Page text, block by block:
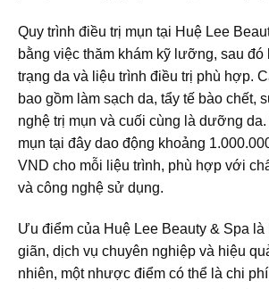
Quy trình điều trị mụn tại Huệ Lee
bằng việc thăm khám kỹ lưỡng, sau đó
trạng da và liệu trình điều trị phù hợp.
bao gồm làm sạch da, tẩy tế bào chết,
nghệ trị mụn và cuối cùng là dưỡng
mụn tại đây dao động khoảng
VND cho mỗi liệu trình, phù hợp với
và công nghệ sử dụng.
Ưu điểm của Huệ Lee Beauty & Spa
giãn, dịch vụ chuyên nghiệp và hiệu
nhiên, một nhược điểm có thể là chi